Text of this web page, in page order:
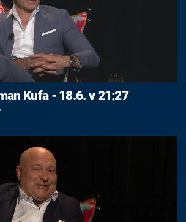
Kufa - 18.6. v 21:27